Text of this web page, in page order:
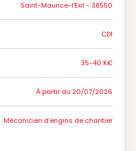
Saint-Maurice-l'Exil - 38550
CDI
35-40 K€
À partir du 20/07/2026
Mécanicien d'engins de chantier